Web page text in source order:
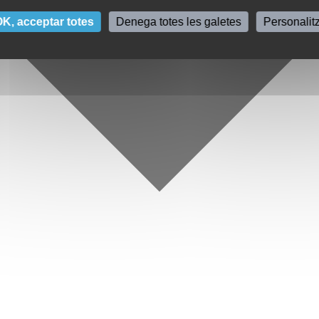
acceptar totes Denega totes les galetes